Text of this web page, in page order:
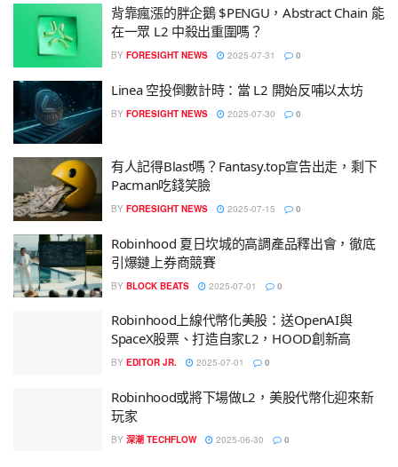
背靠瘋漲的胖企鵝 $PENGU，Abstract Chain 能
在一眾 L2 中殺出重圍嗎？
BY FORESIGHT NEWS 2025-07-31 0
Linea 空投倒數計時：當 L2 開始反哺以太坊
BY FORESIGHT NEWS 2025-07-30 0
有人記得Blast嗎？Fantasy.top宣告出走，剩下
Pacman吃錢笑臉
BY FORESIGHT NEWS 2025-07-15 0
Robinhood 夏日坎城的高調產品釋出會，徹底
引爆鏈上券商競賽
BY BLOCK BEATS 2025-07-01 0
Robinhood上線代幣化美股：送OpenAI與
SpaceX股票、打造自家L2，HOOD創新高
BY EDITOR JR. 2025-07-01 0
Robinhood或將下場做L2，美股代幣化迎來新
玩家
BY 深潮 TECHFLOW 2025-06-30 0